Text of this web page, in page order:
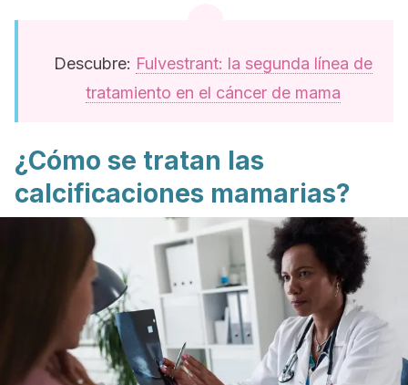
Descubre: Fulvestrant: la segunda línea de
tratamiento en el cáncer de mama
¿Cómo se tratan las
calcificaciones mamarias?